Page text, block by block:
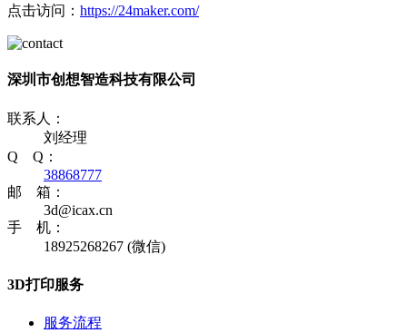
点击访问： https://24maker.com/
深圳市创想智造科技有限公司
联系人：
刘经理
Q Q：
38868777
邮 箱：
3d@icax.cn
手 机：
18925268267 (微信)
3D打印服务
服务流程